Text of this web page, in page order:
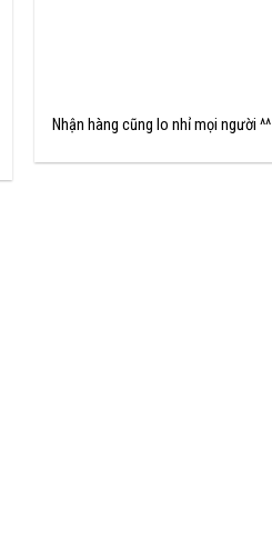
Nhận hàng cũng lo nhỉ mọi người ^^